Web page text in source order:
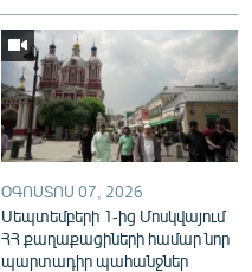
ՕԳՈՍՏՈՍ 07, 2026
Սեպտեմբերի 1-ից Մոսկվայում
ՀՀ քաղաքացիների համար նոր
պարտադիր պահանջներ